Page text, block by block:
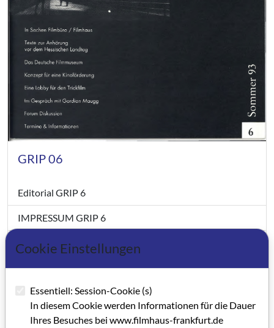
GRIP 06
Editorial GRIP 6
IMPRESSUM GRIP 6
In Sachen Filmbüro und Filmhaus
Filmhaus-Fenster im HR
Das Kommunale Kino vor dem Aus?
Rüsselsheim: Höhen und Tiefen
Cookie Einstellungen
Essentiell: Session-Cookie (s)
In diesem Cookie werden Informationen für die Dauer
Ihres Besuches bei www.filmhaus-frankfurt.de